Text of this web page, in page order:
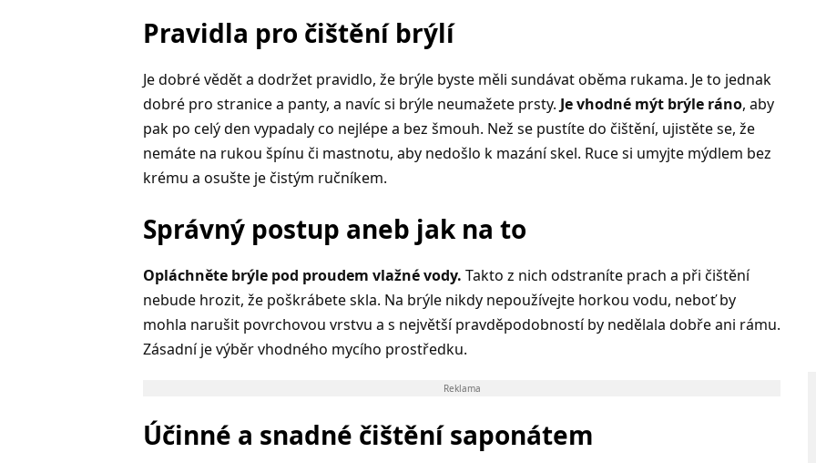
Pravidla pro čištění brýlí
Je dobré vědět a dodržet pravidlo, že brýle byste měli sundávat oběma rukama. Je to jednak
dobré pro stranice a panty, a navíc si brýle neumažete prsty. Je vhodné mýt brýle ráno, aby
pak po celý den vypadaly co nejlépe a bez šmouh. Než se pustíte do čištění, ujistěte se, že
nemáte na rukou špínu či mastnotu, aby nedošlo k mazání skel. Ruce si umyjte mýdlem bez
krému a osušte je čistým ručníkem.
Správný postup aneb jak na to
Opláchněte brýle pod proudem vlažné vody. Takto z nich odstraníte prach a při čištění
nebude hrozit, že poškrábete skla. Na brýle nikdy nepoužívejte horkou vodu, neboť by
mohla narušit povrchovou vrstvu a s největší pravděpodobností by nedělala dobře ani rámu.
Zásadní je výběr vhodného mycího prostředku.
Reklama
Účinné a snadné čištění saponátem